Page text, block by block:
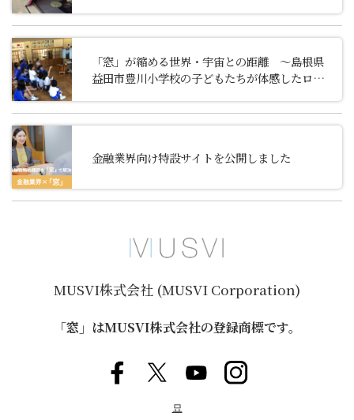
「窓」が縮める世界・宇宙との距離 ～島根県
益田市豊川小学校の子どもたちが体感したロケ
金融業界向け特設サイトを公開しました
MUSVI株式会社 (MUSVI Corporation)
「窓」はMUSVI株式会社の登録商標です。
묘